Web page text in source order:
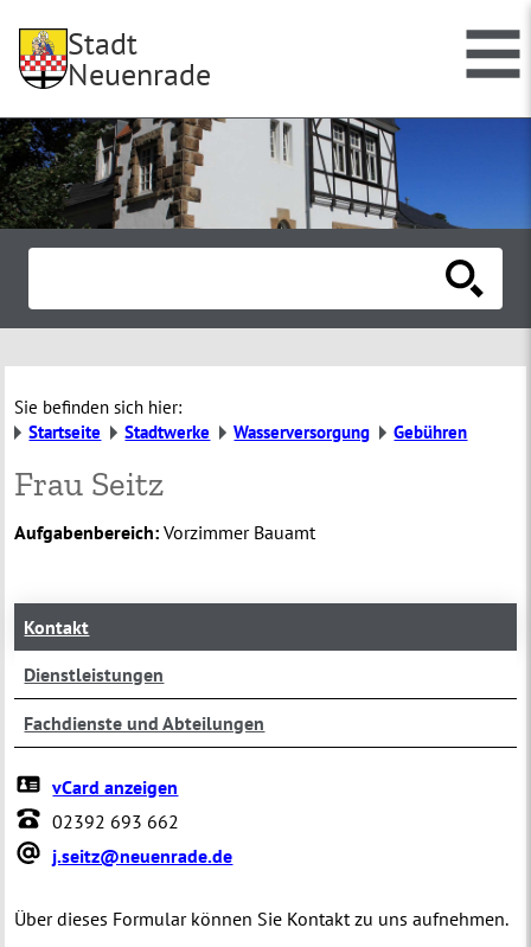
Stadt
Neuenrade
Sie befinden sich hier:
Startseite
Stadtwerke Wasserversorgung Gebühren
Frau Seitz
Aufgabenbereich: Vorzimmer Bauamt
Kontakt
Dienstleistungen
Fachdienste und Abteilungen
vCard anzeigen
02392 693 662
j.seitz@neuenrade.de
Über dieses Formular können Sie Kontakt zu uns aufnehmen.